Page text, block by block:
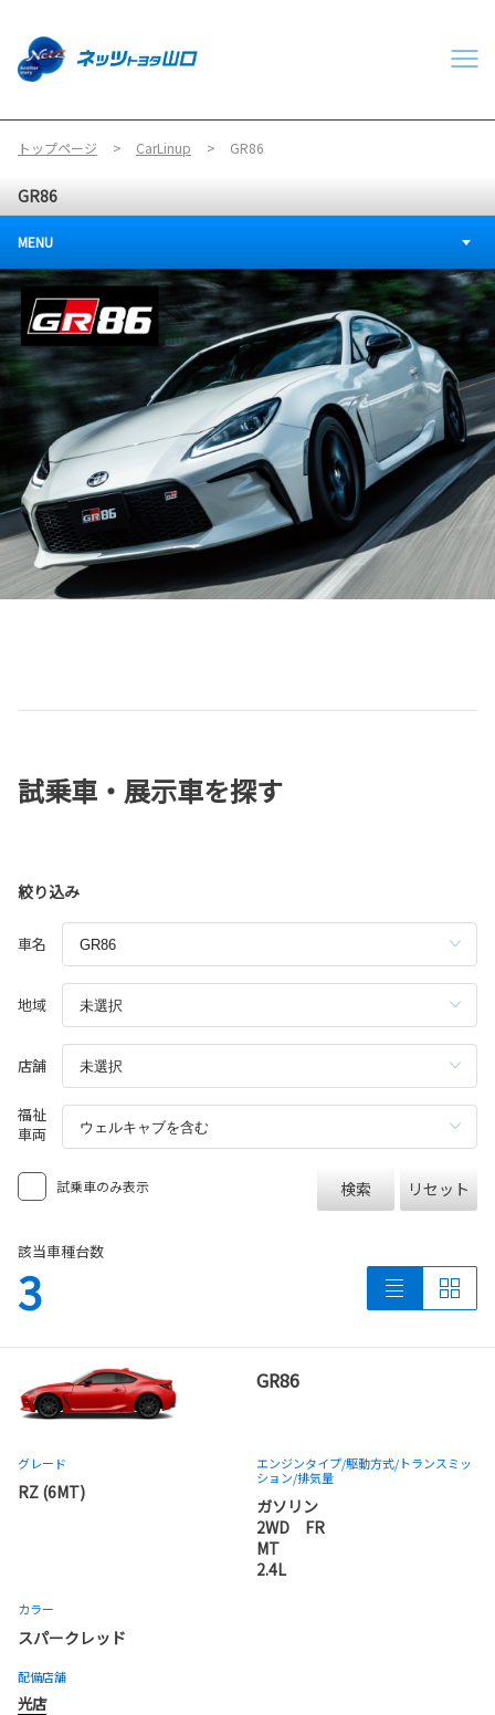
トップページ CarLinup GR86
GR86
MENU
試乗車・展示車を探す
絞り込み
車名
地域
店舗
福祉
車両
試乗車のみ表示 検索 リセット
該当車種台数
3
GR86
グレード
RZ (6MT)
エンジンタイプ/駆動方式/トランスミッ
ション/排気量
ガソリン
2WD FR
MT
2.4L
カラー
スパークレッド
配備店舗
光店